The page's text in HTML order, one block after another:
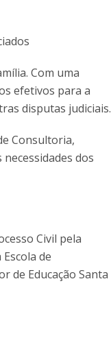
Associados
Com uma
efetivos para a
disputas judiciais.
Consultoria,
dos
Civil pela
de
de Educação Santa